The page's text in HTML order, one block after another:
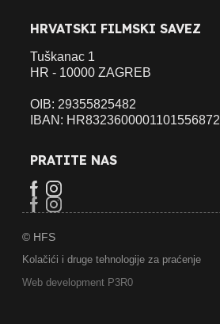
HRVATSKI FILMSKI SAVEZ
Tuškanac 1
HR - 10000 ZAGREB
OIB: 29355825482
IBAN: HR8323600001101556872
PRATITE NAS
© HFS
Kolačići i druge tehnologije za praćenje
Web development P3R0